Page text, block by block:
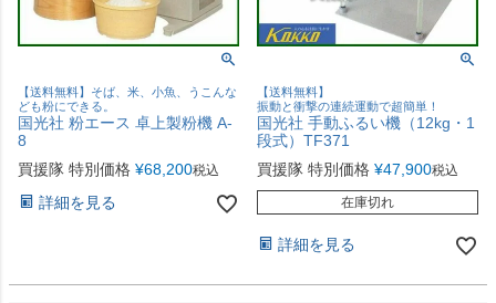
【送料無料】そば、米、小魚、うこんな
ども粉にできる。
国光社 粉エース 卓上製粉機 A-
8
買援隊 特別価格 ¥68,200税込
詳細を見る
【送料無料】
振動と衝撃の連続運動で超簡単！
国光社 手動ふるい機（12kg・1
段式）TF371
買援隊 特別価格 ¥47,900税込
在庫切れ
詳細を見る